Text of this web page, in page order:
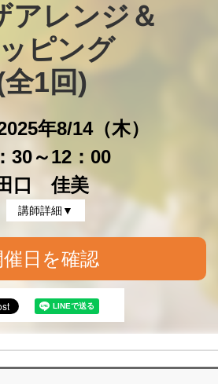
アレンジ＆
ピング
全1回)
年8/14（木）
30～12：00
口 佳美
講師詳細▼
催日を確認